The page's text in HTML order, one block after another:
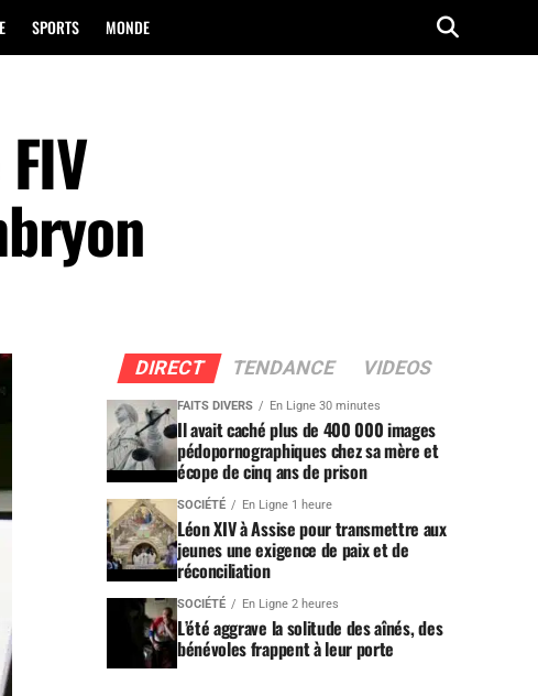
SPORTS MONDE
DIRECT TENDANCE VIDEOS
FAITS DIVERS En Ligne 30 minutes
Il avait caché plus de 400 000 images
pédopornographiques chez sa mère et
écope de cinq ans de prison
SOCIÉTÉ En Ligne 1 heure
Léon XIV à Assise pour transmettre aux
jeunes une exigence de paix et de
réconciliation
SOCIÉTÉ En Ligne 2 heures
L’été aggrave la solitude des aînés, des
bénévoles frappent à leur porte